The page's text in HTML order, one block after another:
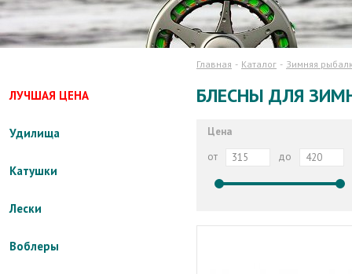
ЛУЧШАЯ ЦЕНА
Удилища
Катушки
Лески
Воблеры
Главная Каталог Зимняя
БЛЕСНЫ ДЛЯ
Цена
от
до